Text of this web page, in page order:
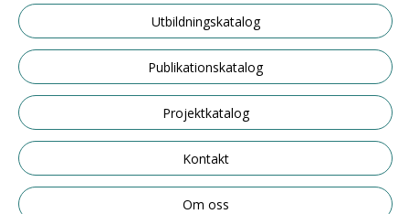
Utbildningskatalog
Publikationskatalog
Projektkatalog
Kontakt
Om oss